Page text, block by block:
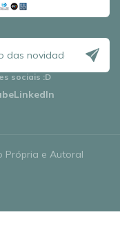
sociais :D
LinkedIn
Própria e Autoral